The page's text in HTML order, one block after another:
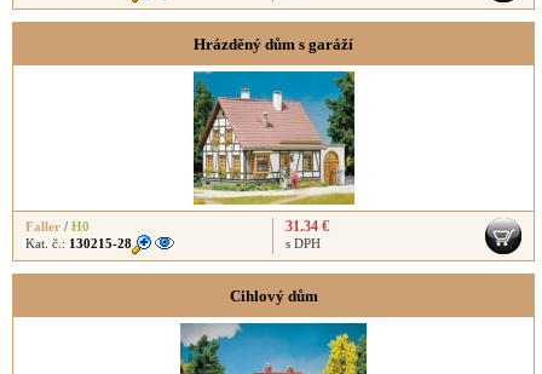
Hrázděný dům s garáží
Faller / H0
Kat. č.: 130215-28
31.34 €
s DPH
Cihlový dům